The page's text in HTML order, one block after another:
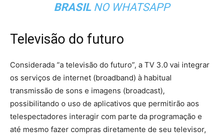
BRASIL NO WHATSAPP
Televisão do futuro
Considerada “a televisão do futuro”, a TV 3.0 vai integrar
os serviços de internet (broadband) à habitual
transmissão de sons e imagens (broadcast),
possibilitando o uso de aplicativos que permitirão aos
telespectadores interagir com parte da programação e
até mesmo fazer compras diretamente de seu televisor,